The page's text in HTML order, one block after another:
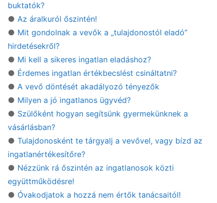
buktatók?
● Az áralkuról őszintén!
● Mit gondolnak a vevők a „tulajdonostól eladó”
hirdetésekről?
● Mi kell a sikeres ingatlan eladáshoz?
● Érdemes ingatlan értékbecslést csináltatni?
● A vevő döntését akadályozó tényezők
● Milyen a jó ingatlanos ügyvéd?
● Szülőként hogyan segítsünk gyermekünknek a
vásárlásban?
● Tulajdonosként te tárgyalj a vevővel, vagy bízd az
ingatlanértékesítőre?
● Nézzünk rá őszintén az ingatlanosok közti
együttműködésre!
● Óvakodjatok a hozzá nem értők tanácsaitól!